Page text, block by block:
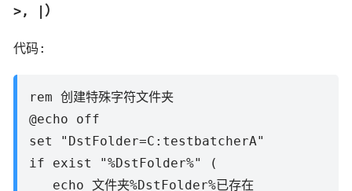
>, |）
代码:
rem 创建特殊字符文件夹
@echo off
set "DstFolder=C:testbatcherA"
if exist "%DstFolder%" (
echo 文件夹%DstFolder%已存在